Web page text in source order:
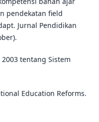
pendekatan field
Jurnal Pendidikan
tentang Sistem
Education Reforms.